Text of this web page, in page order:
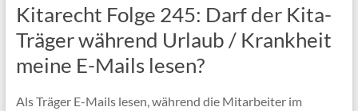
Kitarecht Folge 245: Darf der Kita-
Träger während Urlaub / Krankheit
meine E-Mails lesen?
Als Träger E-Mails lesen, während die Mitarbeiter im